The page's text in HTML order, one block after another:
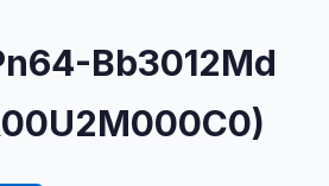
Bb3012Md